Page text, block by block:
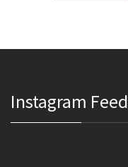
Instagram Feed